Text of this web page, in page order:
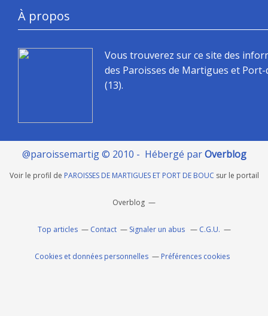
À propos
Vous trouverez sur ce site des
des Paroisses de Martigues et
(13).
@paroissemartig © 2010 - Hébergé parOverblog
Voir le profil de PAROISSES DE MARTIGUES ET PORT DE BOUC sur le portail
Overblog
Top articles Contact Signaler un abus C.G.U.
Cookies et données personnelles Préférences cookies